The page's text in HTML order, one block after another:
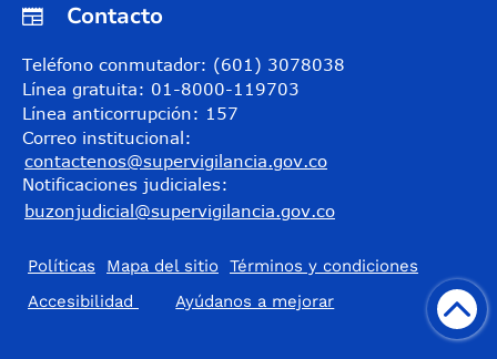
Contacto
Teléfono conmutador: (601) 3078038
Línea gratuita: 01-8000-119703
Línea anticorrupción: 157
Correo institucional:
contactenos@supervigilancia.gov.co
Notificaciones judiciales:
buzonjudicial@supervigilancia.gov.co
Políticas Mapa del sitio
Términos y condiciones
Accesibilidad
​Ayúdanos a mejorar